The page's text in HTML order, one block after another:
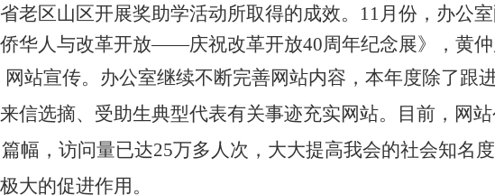
老区山区开展奖助学活动所取得的成效。 11月份，办公
华人与改革开放——庆祝改革开放40周年纪念展》，黄
网站宣传。办公室继续不断完善网站内容，本年度除了跟
信选摘、受助生典型代表有关事迹充实网站。目前，网
幅，访问量已达25万多人次，大大提高我会的社会知名
大的促进作用。